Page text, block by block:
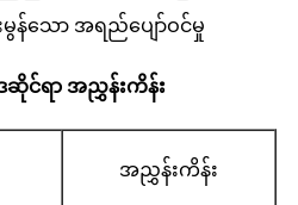
န်သော အရည်ပျော်ဝင်မှု
ဆိုင်ရာ အညွှန်းကိန်း
အညွှန်းကိန်း